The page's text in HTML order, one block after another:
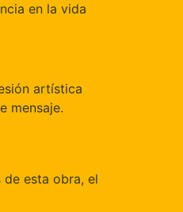
en la vida
artística
mensaje.
de esta obra, el